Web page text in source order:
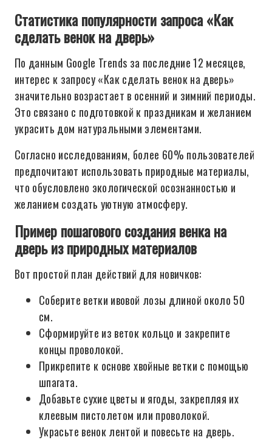
Статистика популярности запроса «Как
сделать венок на дверь»
По данным Google Trends за последние 12 месяцев,
интерес к запросу «Как сделать венок на дверь»
значительно возрастает в осенний и зимний периоды.
Это связано с подготовкой к праздникам и желанием
украсить дом натуральными элементами.
Согласно исследованиям, более 60% пользователей
предпочитают использовать природные материалы,
что обусловлено экологической осознанностью и
желанием создать уютную атмосферу.
Пример пошагового создания венка на
дверь из природных материалов
Вот простой план действий для новичков:
Соберите ветки ивовой лозы длиной около 50
см.
Сформируйте из веток кольцо и закрепите
концы проволокой.
Прикрепите к основе хвойные ветки с помощью
шпагата.
Добавьте сухие цветы и ягоды, закрепляя их
клеевым пистолетом или проволокой.
Украсьте венок лентой и повесьте на дверь.